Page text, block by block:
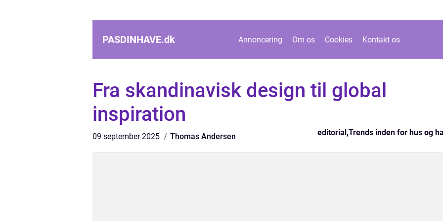
PASDINHAVE.dk Annoncering Om os Cookies Kontakt os
Fra skandinavisk design til global
inspiration
09 september 2025 Thomas Andersen editorial,Trends inden for hus og